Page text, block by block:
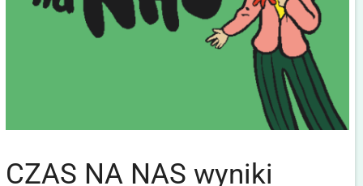
CZAS NA NAS wyniki